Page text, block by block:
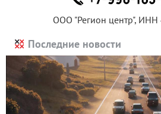
ООО "Регион центр",
Последние новости